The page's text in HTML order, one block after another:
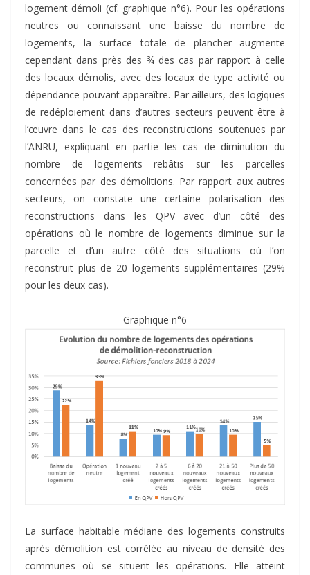
logement démoli (cf. graphique n°6). Pour les opérations
neutres ou connaissant une baisse du nombre de
logements, la surface totale de plancher augmente
cependant dans près des ¾ des cas par rapport à celle
des locaux démolis, avec des locaux de type activité ou
dépendance pouvant apparaître. Par ailleurs, des logiques
de redéploiement dans d’autres secteurs peuvent être à
l’œuvre dans le cas des reconstructions soutenues par
l’ANRU, expliquant en partie les cas de diminution du
nombre de logements rebâtis sur les parcelles
concernées par des démolitions. Par rapport aux autres
secteurs, on constate une certaine polarisation des
reconstructions dans les QPV avec d’un côté des
opérations où le nombre de logements diminue sur la
parcelle et d’un autre côté des situations où l’on
reconstruit plus de 20 logements supplémentaires (29%
pour les deux cas).
Graphique n°6
La surface habitable médiane des logements construits
après démolition est corrélée au niveau de densité des
communes où se situent les opérations. Elle atteint